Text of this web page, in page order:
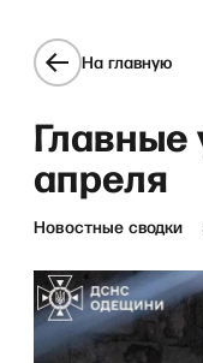
На главную
Главные
апреля
Новостные сводки
РЗВРТ